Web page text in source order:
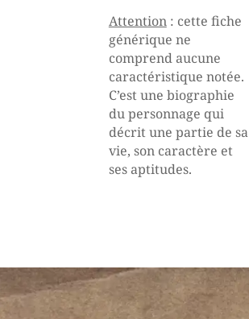
Attention: cette fiche
générique ne
comprend aucune
caractéristique notée.
C’est une biographie
du personnage qui
décrit une partie de sa
vie, son caractère et
ses aptitudes.